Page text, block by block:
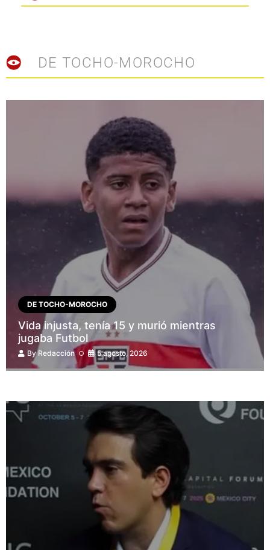
DE TOCHO-MOROCHO
DE TOCHO-MOROCHO
Vida injusta, tenía 15 y murió mientras
jugaba Futbol
ByRedacción 5 agosto, 2026